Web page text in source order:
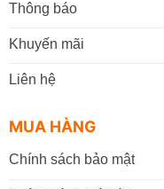
Thông báo
Khuyến mãi
Liên hệ
MUA HÀNG
Chính sách bảo mật